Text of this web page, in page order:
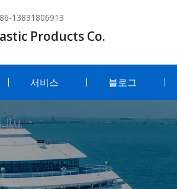
13831806913
Products Co.
서비스 블로그